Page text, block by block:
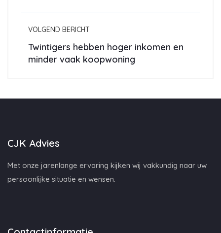
VOLGEND BERICHT
Twintigers hebben hoger inkomen en
minder vaak koopwoning
CJK Advies
Met onze jarenlange ervaring kijken wij vakkundig naar uw
persoonlijke situatie en wensen.